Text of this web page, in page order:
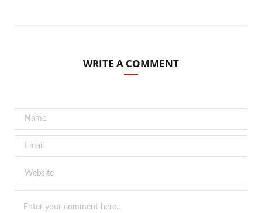
WRITE A COMMENT